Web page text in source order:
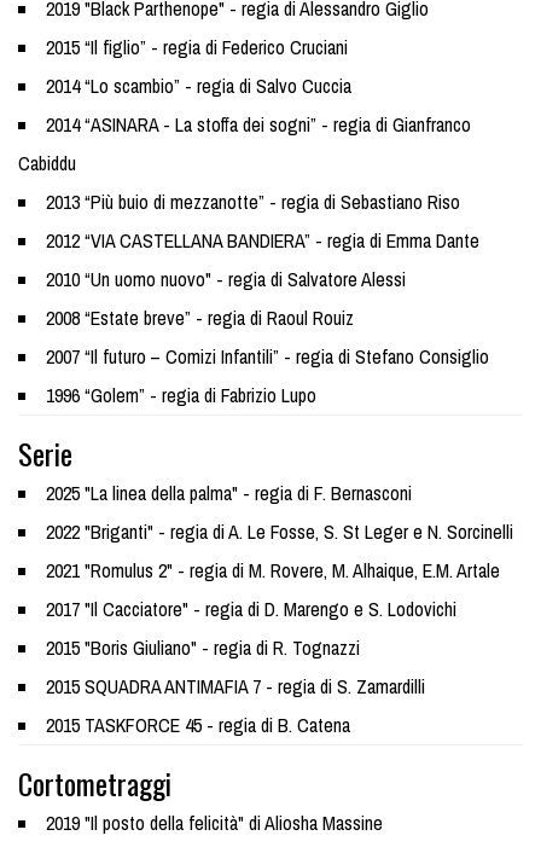
2019 "Black Parthenope" - regia di Alessandro Giglio
2015 “Il figlio” - regia di Federico Cruciani
2014 “Lo scambio” - regia di Salvo Cuccia
2014 “ASINARA - La stoffa dei sogni” - regia di Gianfranco
Cabiddu
2013 “Più buio di mezzanotte” - regia di Sebastiano Riso
2012 “VIA CASTELLANA BANDIERA” - regia di Emma Dante
2010 “Un uomo nuovo" - regia di Salvatore Alessi
2008 “Estate breve” - regia di Raoul Rouiz
2007 “Il futuro – Comizi Infantili” - regia di Stefano Consiglio
1996 “Golem” - regia di Fabrizio Lupo
Serie
2025 "La linea della palma" - regia di F. Bernasconi
2022 "Briganti" - regia di A. Le Fosse, S. St Leger e N. Sorcinelli
2021 "Romulus 2" - regia di M. Rovere, M. Alhaique, E.M. Artale
2017 "Il Cacciatore" - regia di D. Marengo e S. Lodovichi
2015 "Boris Giuliano" - regia di R. Tognazzi
2015 SQUADRA ANTIMAFIA 7 - regia di S. Zamardilli
2015 TASKFORCE 45 - regia di B. Catena
Cortometraggi
2019 "Il posto della felicità" di Aliosha Massine